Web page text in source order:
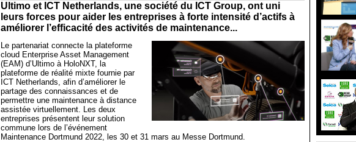
Ultimo et ICT Netherlands, une société du ICT Group, ont uni
leurs forces pour aider les entreprises à forte intensité d’actifs à
améliorer l’efficacité des activités de maintenance...
Le partenariat connecte la plateforme
cloud Enterprise Asset Management
(EAM) d’Ultimo à HoloNXT, la
plateforme de réalité mixte fournie par
ICT Netherlands, afin d’améliorer le
partage des connaissances et de
permettre une maintenance à distance
assistée virtuellement. Les deux
entreprises présentent leur solution
commune lors de l’événement
Maintenance Dortmund 2022, les 30 et 31 mars au Messe Dortmund.